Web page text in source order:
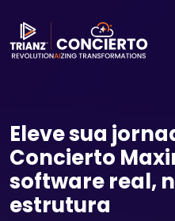
Eleve sua
Concierto
software real,
estrutura